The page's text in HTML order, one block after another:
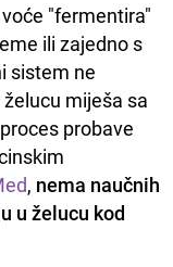
"fermentira"
ili zajedno s
sistem ne
miješa sa
probave
, nema naučnih
u želucu kod